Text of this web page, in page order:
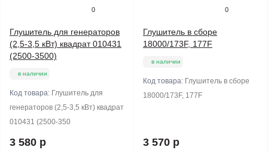
0
Глушитель для генераторов
(2,5-3,5 кВт) квадрат 010431
(2500-3500)
в наличии
Код товара: Глушитель для
генераторов (2,5-3,5 кВт) квадрат
010431 (2500-350
3 580 р
0
Глушитель в сборе
18000/173F, 177F
в наличии
Код товара: Глушитель в сборе
18000/173F, 177F
3 570 р